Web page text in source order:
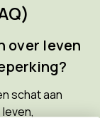
over leven
schat aan